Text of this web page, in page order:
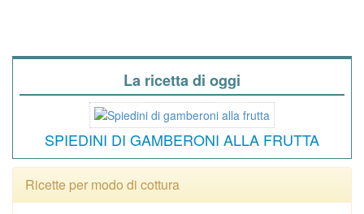
La ricetta di oggi
SPIEDINI DI GAMBERONI ALLA FRUTTA
Ricette per modo di cottura